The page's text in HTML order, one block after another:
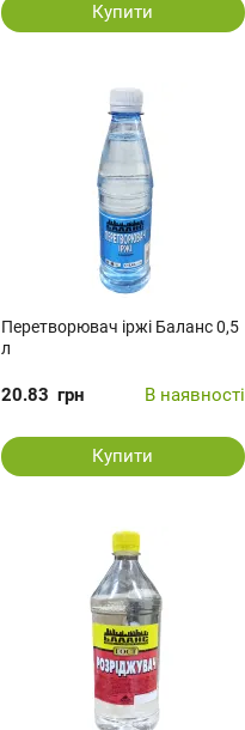
Купити
Перетворювач іржі Баланс 0,5
л
20.83 грн В наявності
Купити